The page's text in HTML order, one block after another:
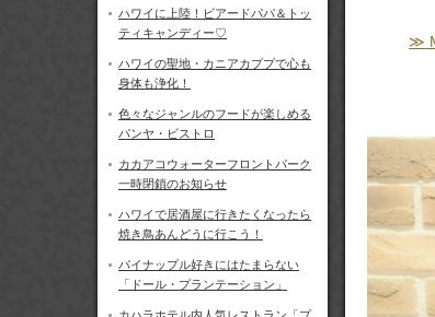
ハワイに上陸！ビアードパパ＆トッ
ティキャンディー♡
ハワイの聖地・カニアカププで心も
身体も浄化！
色々なジャンルのフードが楽しめる
パンヤ・ビストロ
カカアコウォーターフロントパーク
一時閉鎖のお知らせ
ハワイで居酒屋に行きたくなったら
焼き鳥あんどうに行こう！
パイナップル好きにはたまらない
「ドール・プランテーション」
≫